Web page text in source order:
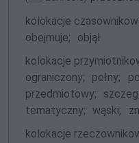
kolokacje
obejmuje;
objął
kolokacje
ograniczony;
pełny;
przedmiotowy;
tematyczny; wąski;
kolokacje